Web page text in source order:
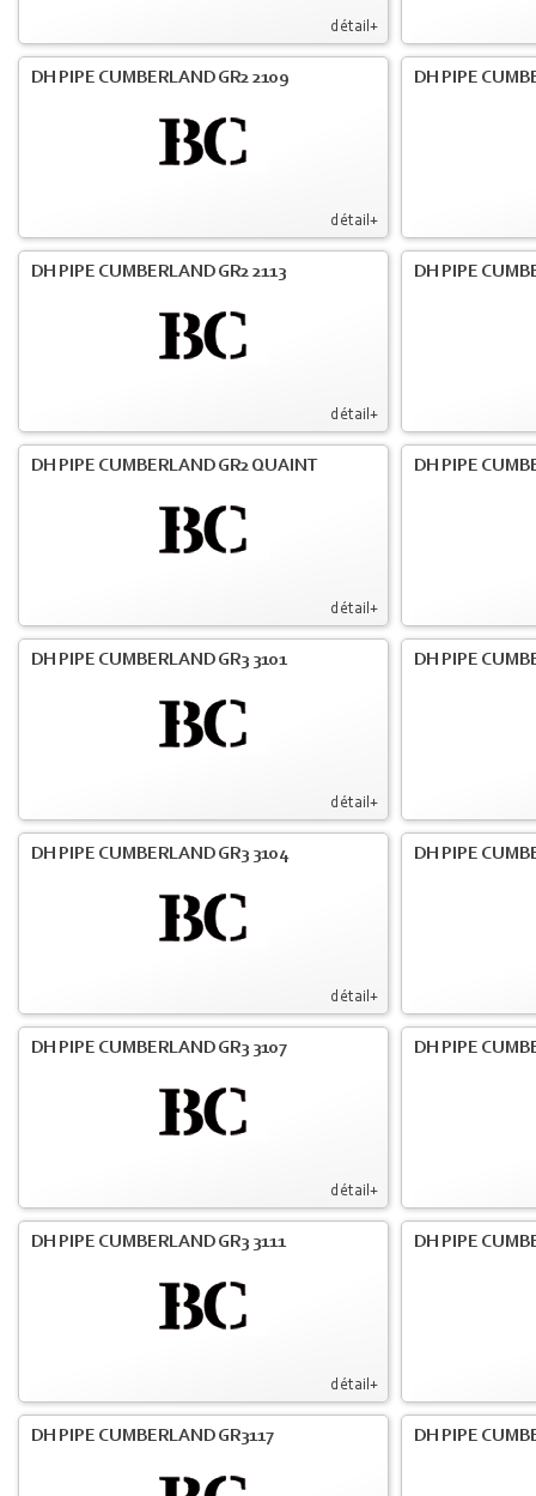
détail+
détail+
DH PIPE CUMBERLAND GR2 2109 DH PIPE
détail+
DH PIPE CUMBERLAND GR2 2113 DH PIPE
détail+
DH PIPE CUMBERLAND GR2 QUAINT DH PIPE
détail+
DH PIPE CUMBERLAND GR3 3101 DH PIPE
détail+
DH PIPE CUMBERLAND GR3 3104 DH PIPE
détail+
DH PIPE CUMBERLAND GR3 3107 DH PIPE
détail+
DH PIPE CUMBERLAND GR3 3111 DH PIPE
DH PIPE CUMBERLAND GR3117 DH PIPE